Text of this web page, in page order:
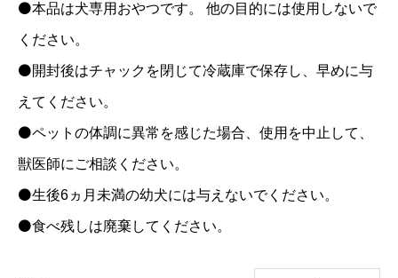
⚫本品は犬専用おやつです。 他の目的には使用しないで
ください。
⚫開封後はチャックを閉じて冷蔵庫で保存し、早めに与
えてください。
⚫ペットの体調に異常を感じた場合、使用を中止して、
獣医師にご相談ください。
⚫生後6ヵ月未満の幼犬には与えないでください。
⚫食べ残しは廃棄してください。